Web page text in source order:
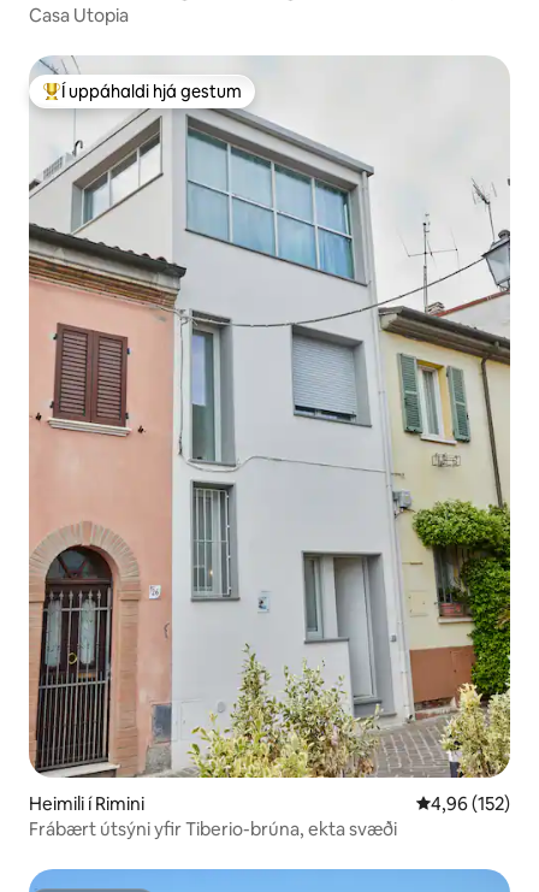
Casa Utopia
Í mestu uppáhaldi hjá gestum
Í uppáhaldi hjá gestum
Heimili í Rimini 4,96 af 5 í
4,96 (152)
Frábært útsýni yfir Tiberio-brúna, ekta svæði